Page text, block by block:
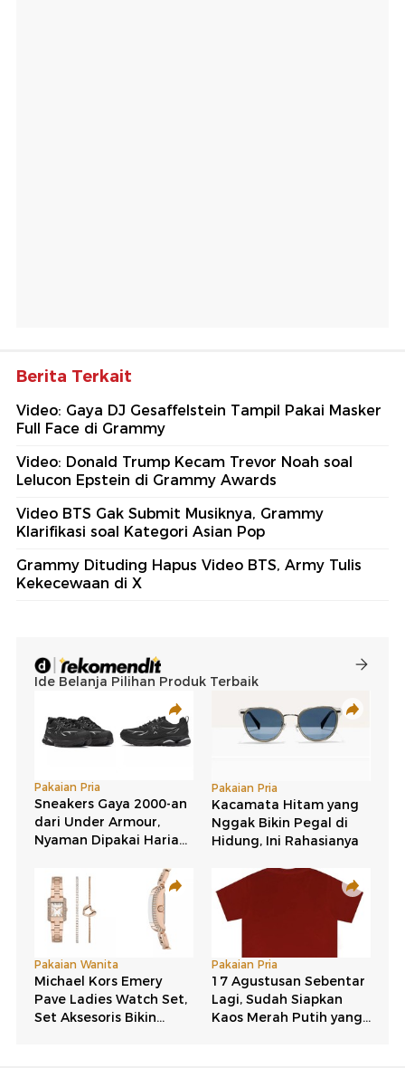
Berita Terkait
Video: Gaya DJ Gesaffelstein Tampil Pakai Masker
Full Face di Grammy
Video: Donald Trump Kecam Trevor Noah soal
Lelucon Epstein di Grammy Awards
Video BTS Gak Submit Musiknya, Grammy
Klarifikasi soal Kategori Asian Pop
Grammy Dituding Hapus Video BTS, Army Tulis
Kekecewaan di X